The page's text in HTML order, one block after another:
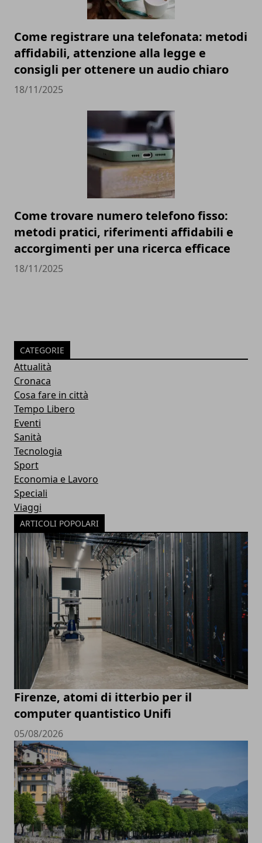
Come registrare una telefonata: metodi
affidabili, attenzione alla legge e
consigli per ottenere un audio chiaro
18/11/2025
Come trovare numero telefono fisso:
metodi pratici, riferimenti affidabili e
accorgimenti per una ricerca efficace
18/11/2025
CATEGORIE
Attualità
Cronaca
Cosa fare in città
Tempo Libero
Eventi
Sanità
Tecnologia
Sport
Economia e Lavoro
Speciali
Viaggi
ARTICOLI POPOLARI
Firenze, atomi di itterbio per il
computer quantistico Unifi
05/08/2026